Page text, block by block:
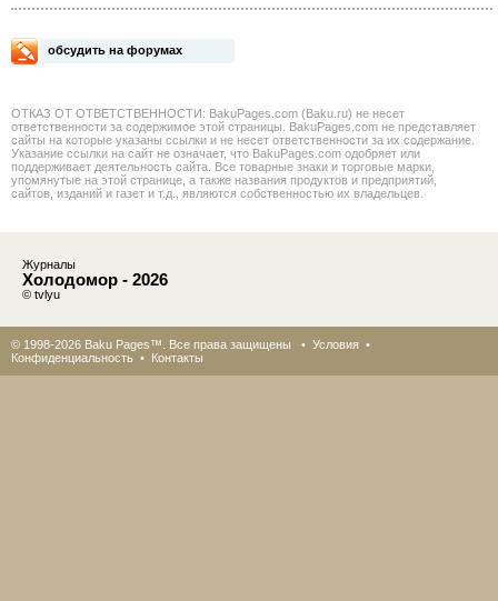
обсудить на форумах
ОТКАЗ ОТ ОТВЕТСТВЕННОСТИ: BakuPages.com (Baku.ru) не несет
ответственности за содержимое этой страницы. BakuPages.com не представляет
сайты на которые указаны ссылки и не несет ответственности за их содержание.
Указание ссылки на сайт не означает, что BakuPages.com одобряет или
поддерживает деятельность сайта. Все товарные знаки и торговые марки,
упомянутые на этой странице, а также названия продуктов и предприятий,
сайтов, изданий и газет и т.д., являются собственностью их владельцев.
Журналы
Холодомор - 2026
© tvlyu
© 1998-2026 Baku Pages™. Все права защищены • Условия •
Конфиденциальность • Контакты